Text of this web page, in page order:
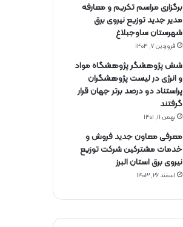
برگزاری مراسم تكریم و معارفه
مدیر جدید توزیع نیروی برق
شهرستان ساوجبلاغ
فروردین ۷, ۱۴۰۴
شش پژوهشگر پژوهشگاه مواد
و انرژی در لیست پژوهشگران
پراستناد دو درصد برتر جهان قرار
گرفتند
بهمن ۱۱, ۱۴۰۱
معرفی معاون جدید فروش و
خدمات مشتركین شركت توزیع
نیروی برق استان البرز
اسفند ۲۶, ۱۴۰۳